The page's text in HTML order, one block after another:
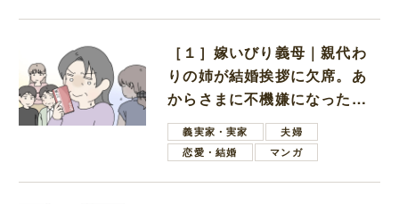
［１］嫁いびり義母｜親代わ
りの姉が結婚挨拶に欠席。あ
からさまに不機嫌になった義
母義実家・実家
夫婦
恋愛・結婚
マンガ